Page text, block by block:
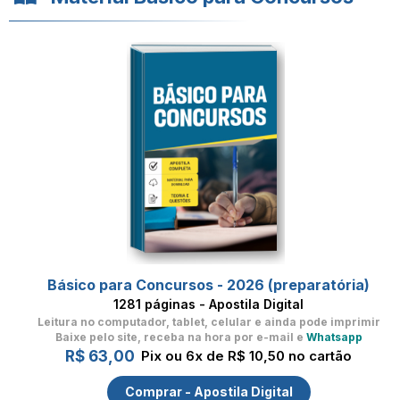
Básico para Concursos - 2026 (preparatória)
1281 páginas - Apostila Digital
Leitura no computador, tablet, celular e ainda pode imprimir
Baixe pelo site, receba na hora por e-mail e Whatsapp
R$ 63,00 Pix ou 6x de R$ 10,50 no cartão
Comprar - Apostila Digital